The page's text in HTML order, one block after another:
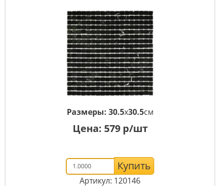
Размеры: 30.5x30.5см
Цена: 579р/шт
Купить
Артикул: 120146